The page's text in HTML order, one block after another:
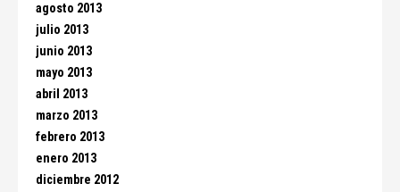
agosto 2013
julio 2013
junio 2013
mayo 2013
abril 2013
marzo 2013
febrero 2013
enero 2013
diciembre 2012